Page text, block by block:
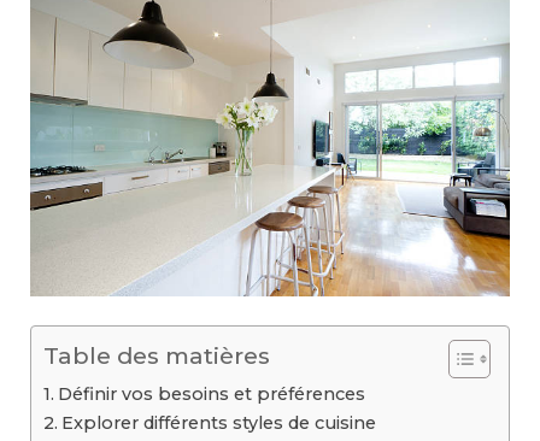
Table des matières
Définir vos besoins et préférences
Explorer différents styles de cuisine